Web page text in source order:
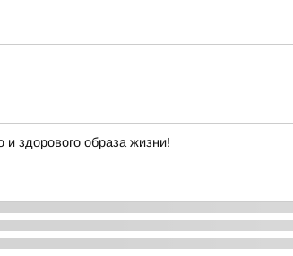
и здорового образа жизни!